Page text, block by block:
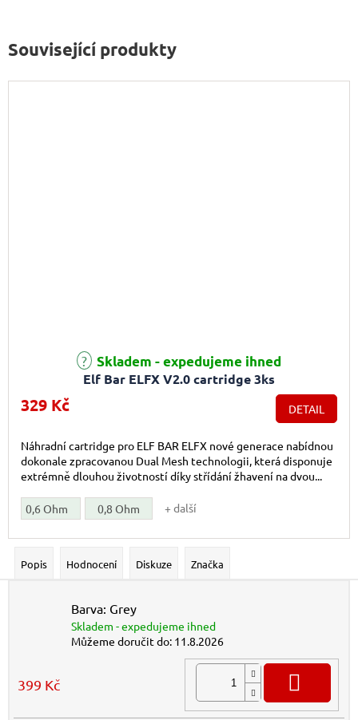
Související produkty
Elf Bar ELFX V2.0 cartridge 3ks
Skladem - expedujeme ihned
329 Kč DETAIL
Náhradní cartridge pro ELF BAR ELFX nové generace nabídnou
dokonale zpracovanou Dual Mesh technologii, která disponuje
extrémně dlouhou životností díky střídání žhavení na dvou...
0,6 Ohm 0,8 Ohm + další
Popis Hodnocení Diskuze Značka
Barva: Grey
Skladem - expedujeme ihned
Můžeme doručit do: 11.8.2026
399 Kč